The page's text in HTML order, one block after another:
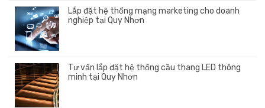
Lắp đặt hệ thống mạng marketing cho doanh
nghiệp tại Quy Nhơn
Tư vấn lắp đặt hệ thống cầu thang LED thông
minh tại Quy Nhơn